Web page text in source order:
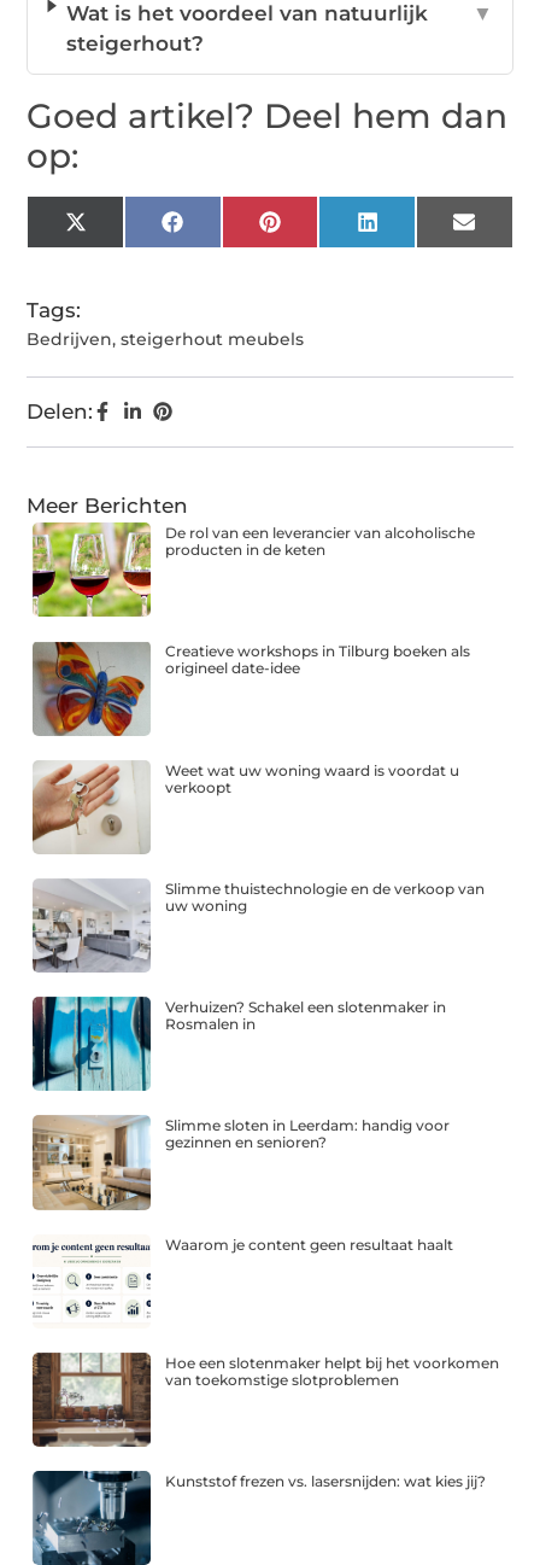
Wat is het voordeel van natuurlijk
steigerhout?
▼
Goed artikel? Deel hem dan
op:
X
(Twitter)
FacebookPinterestLinkedIn Email
Tags:
Bedrijven,steigerhout meubels
Delen:
Meer Berichten
De rol van een leverancier van alcoholische
producten in de keten
Creatieve workshops in Tilburg boeken als
origineel date-idee
Weet wat uw woning waard is voordat u
verkoopt
Slimme thuistechnologie en de verkoop van
uw woning
Verhuizen? Schakel een slotenmaker in
Rosmalen in
Slimme sloten in Leerdam: handig voor
gezinnen en senioren?
Waarom je content geen resultaat haalt
Hoe een slotenmaker helpt bij het voorkomen
van toekomstige slotproblemen
Kunststof frezen vs. lasersnijden: wat kies jij?